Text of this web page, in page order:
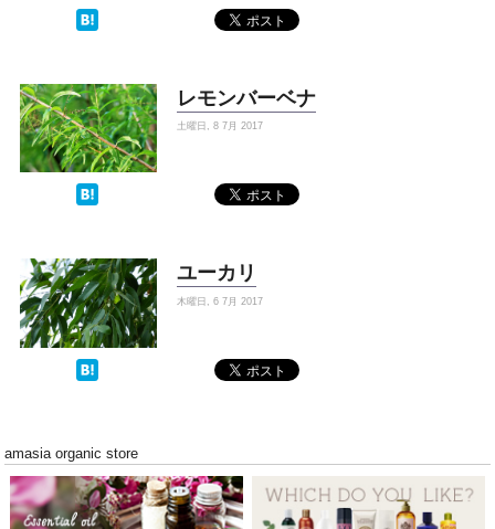
レモンバーベナ
土曜日, 8 7月 2017
ユーカリ
木曜日, 6 7月 2017
amasia organic store